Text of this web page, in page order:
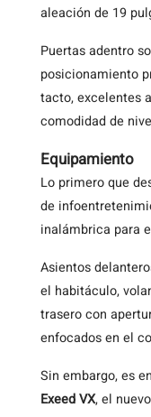
aleación de 19
Puertas adentro
posicionamiento
tacto, excelentes
comodidad de
Equipamiento
Lo primero que
de
inalámbrica para
Asientos
el habitáculo,
trasero con
enfocados en el
Sin embargo, es
ExeedVX, el nuevo